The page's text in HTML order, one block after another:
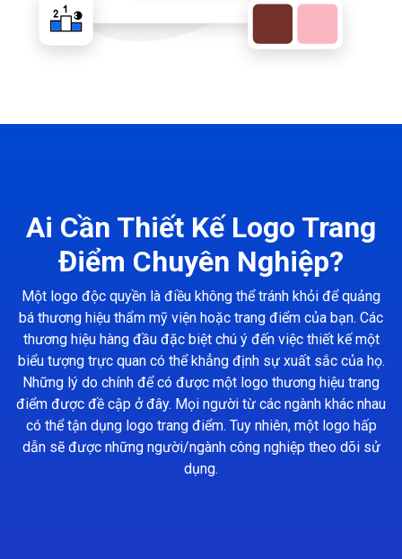
Ai Cần Thiết Kế Logo Trang
Điểm Chuyên Nghiệp?
Một logo độc quyền là điều không thể tránh khỏi để quảng
bá thương hiệu thẩm mỹ viện hoặc trang điểm của bạn. Các
thương hiệu hàng đầu đặc biệt chú ý đến việc thiết kế một
biểu tượng trực quan có thể khẳng định sự xuất sắc của họ.
Những lý do chính để có được một logo thương hiệu trang
điểm được đề cập ở đây. Mọi người từ các ngành khác nhau
có thể tận dụng logo trang điểm. Tuy nhiên, một logo hấp
dẫn sẽ được những người/ngành công nghiệp theo dõi sử
dụng.